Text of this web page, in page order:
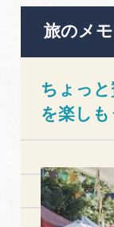
旅のメモ
ちょっ
を楽しも